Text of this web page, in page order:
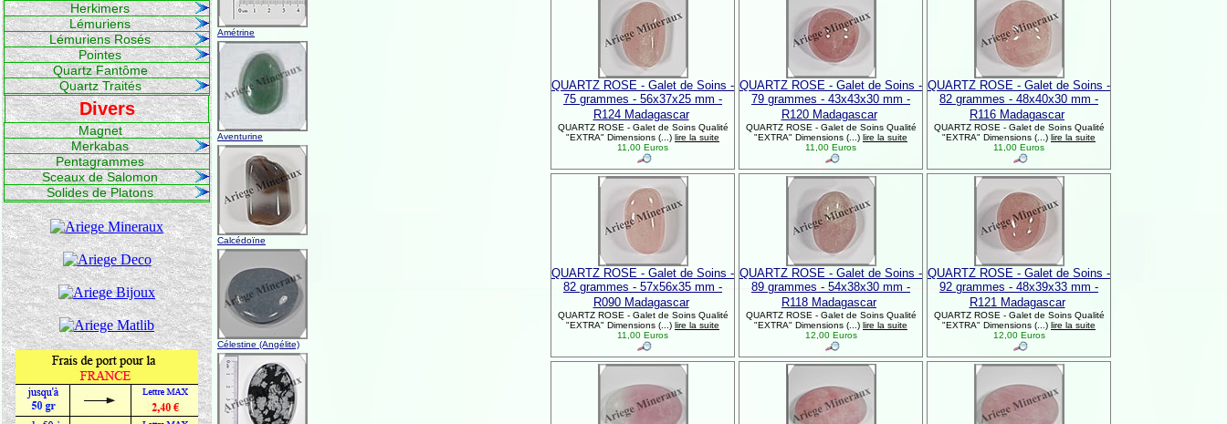
Herkimers
Lémuriens
Lémuriens Rosés
Pointes
Quartz Fantôme
Quartz Traités
Divers
Magnet
Merkabas
Pentagrammes
Sceaux de Salomon
Solides de Platons
Amétrine
Aventurine
Calcédoïne
Célestine (Angélite)
QUARTZ ROSE - Galet de Soins -
75 grammes - 56x37x25 mm -
R124 Madagascar
QUARTZ ROSE - Galet de Soins Qualité
"EXTRA" Dimensions (...) lire la suite
11,00 Euros
QUARTZ ROSE - Galet de Soins -
79 grammes - 43x43x30 mm -
R120 Madagascar
QUARTZ ROSE - Galet de Soins Qualité
"EXTRA" Dimensions (...) lire la suite
11,00 Euros
QUARTZ ROSE - Galet de Soins -
82 grammes - 48x40x30 mm -
R116 Madagascar
QUARTZ ROSE - Galet de Soins Qualité
"EXTRA" Dimensions (...) lire la suite
11,00 Euros
QUARTZ ROSE - Galet de Soins -
82 grammes - 57x56x35 mm -
R090 Madagascar
QUARTZ ROSE - Galet de Soins Qualité
"EXTRA" Dimensions (...) lire la suite
11,00 Euros
QUARTZ ROSE - Galet de Soins -
89 grammes - 54x38x30 mm -
R118 Madagascar
QUARTZ ROSE - Galet de Soins Qualité
"EXTRA" Dimensions (...) lire la suite
12,00 Euros
QUARTZ ROSE - Galet de Soins -
92 grammes - 48x39x33 mm -
R121 Madagascar
QUARTZ ROSE - Galet de Soins Qualité
"EXTRA" Dimensions (...) lire la suite
12,00 Euros